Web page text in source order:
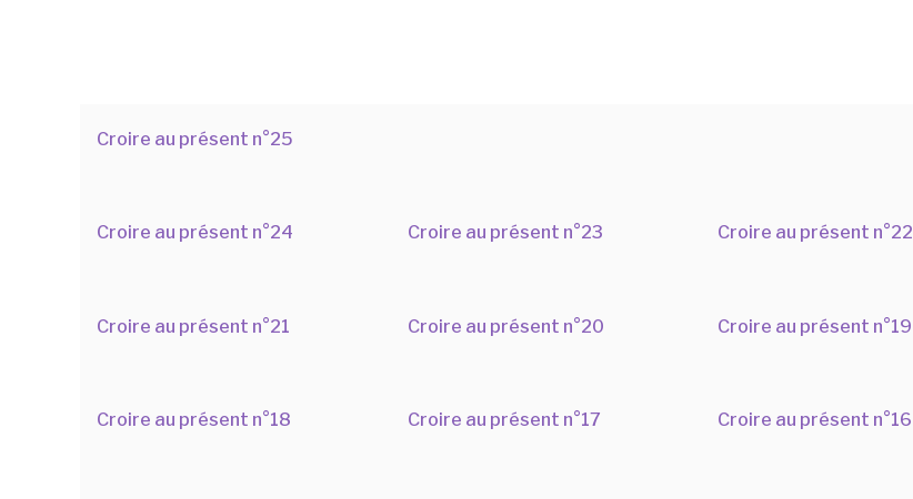
Croire au présent n°25
Croire au présent n°24 Croire au présent n°23 Croire au présent n°22
Croire au présent n°21 Croire au présent n°20 Croire au présent n°19
Croire au présent n°18 Croire au présent n°17 Croire au présent n°16